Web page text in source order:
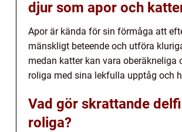
djur som apor och
Apor är kända för sin förmåga att
mänskligt beteende och utföra
medan katter kan vara oberäkneliga
roliga med sina lekfulla upptåg och
Vad gör skrattande
roliga?